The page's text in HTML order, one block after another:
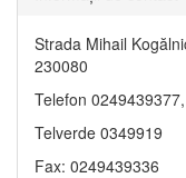
Strada Mihail
230080
Telefon
Telverde 0349919
Fax: 0249439336